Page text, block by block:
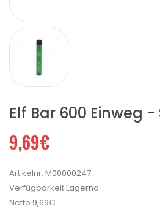
Elf Bar 600 Einweg
9,69€
Artikelnr. M00000247
VerfügbarkeitLagernd
Netto 9,69€